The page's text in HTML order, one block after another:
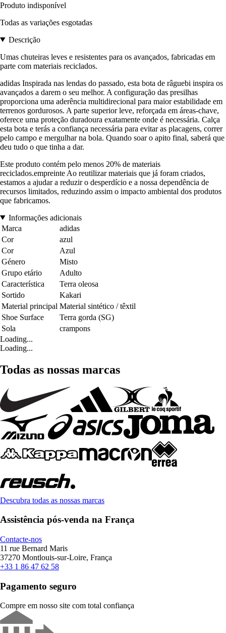
Produto indisponível
Todas as variações esgotadas
Descrição
Umas chuteiras leves e resistentes para os avançados, fabricadas em
parte com materiais reciclados.
adidas Inspirada nas lendas do passado, esta bota de râguebi inspira os
avançados a darem o seu melhor. A configuração das presilhas
proporciona uma aderência multidirecional para maior estabilidade em
terrenos gordurosos. A parte superior leve, reforçada em áreas-chave,
oferece uma proteção duradoura exatamente onde é necessária. Calça
esta bota e terás a confiança necessária para evitar as placagens, correr
pelo campo e mergulhar na bola. Quando soar o apito final, saberá que
deu tudo o que tinha a dar.
Este produto contém pelo menos 20% de materiais
reciclados.empreinte Ao reutilizar materiais que já foram criados,
estamos a ajudar a reduzir o desperdício e a nossa dependência de
recursos limitados, reduzindo assim o impacto ambiental dos produtos
que fabricamos.
Informações adicionais
Marca
adidas
Cor
azul
Cor
Azul
Género
Misto
Grupo etário
Adulto
Característica
Terra oleosa
Sortido
Kakari
Material principal Material sintético / têxtil
Shoe Surface
Terra gorda (SG)
Sola
crampons
Loading...
Loading...
Todas as nossas marcas
Descubra todas as nossas marcas
Assistência pós-venda na França
Contacte-nos
11 rue Bernard Maris
37270 Montlouis-sur-Loire, França
+33 1 86 47 62 58
Pagamento seguro
Compre em nosso site com total confiança